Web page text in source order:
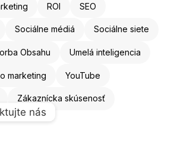
ROI SEO
Sociálne médiá Sociálne siete
Obsahu Umelá inteligencia
marketing YouTube
Zákaznícka skúsenosť
nás